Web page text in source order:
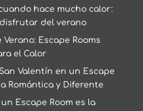
hace mucho calor:
del verano
Escape Rooms
el Calor
Valentín en un Escape
Romántica y Diferente
Escape Room es la